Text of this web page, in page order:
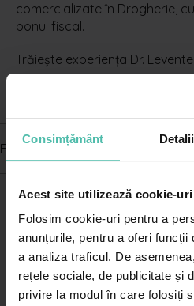
Consimțământ Detalii
Acest site utilizează cookie-uri
Folosim cookie-uri pentru a
anunțurile, pentru a oferi funcții
a analiza traficul. De
rețele sociale, de publicitate și
privire la modul în care folosiți
comercializate în Drogherie,
bonul fiscal.
Trăiește experiența Dr.
Etichete: